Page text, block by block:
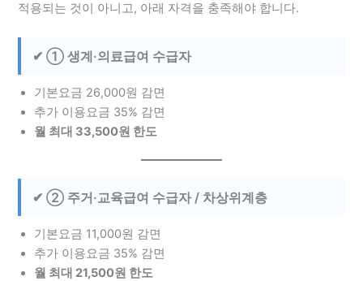
적용되는 것이 아니고, 아래 자격을 충족해야 합니다.
✔ ① 생계·의료급여 수급자
기본요금 26,000원 감면
추가 이용요금 35% 감면
월 최대 33,500원 한도
✔ ② 주거·교육급여 수급자 / 차상위계층
기본요금 11,000원 감면
추가 이용요금 35% 감면
월 최대 21,500원 한도